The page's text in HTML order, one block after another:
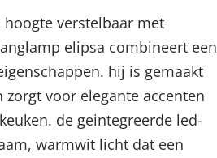
verstelbaar met
elipsa combineert een
hij is gemaakt
voor elegante accenten
de geintegreerde led-
warmwit licht dat een